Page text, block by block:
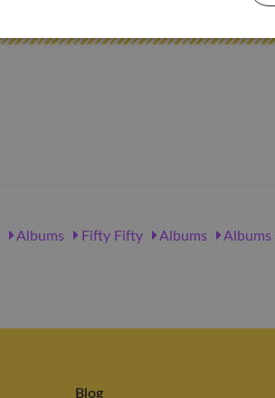
Albums Fifty Fifty Albums Albums
Blog